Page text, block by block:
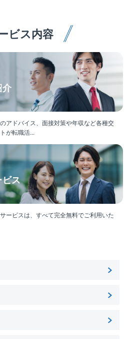
情などで「出張が多いのは厳し
の少ない働き方も対応してい
、1級土木施工管理技士、技術
持ちの方は、年間最大60万円の
ば、取得のかかる受講料や講
します。
カ月ほどの短いものが多く、夜
としても定年まで働いて頂ける
所得補償保険など福利厚生も充
く、1つの工事を丸ごと請負う
りはありません。そのため、事
のように工事を進めるか0から
反映されやすかったりと自由
た、大手プラントメーカーか
、対象建築物も大小/種類様々。
新たな解体工法を採用したり
す。業績好調につき積極増員
のポストも目指していただき
伝えします。同社は中途社員
した唯一の東証一部上場企業
い」をコンセプトに、建造手
むき工法をはじめ15の特許を取
ビス内容
介
アドバイス、面接対策や年収など各種交
が転職活...
ス
ービスは、すべて完全無料でご利用いた